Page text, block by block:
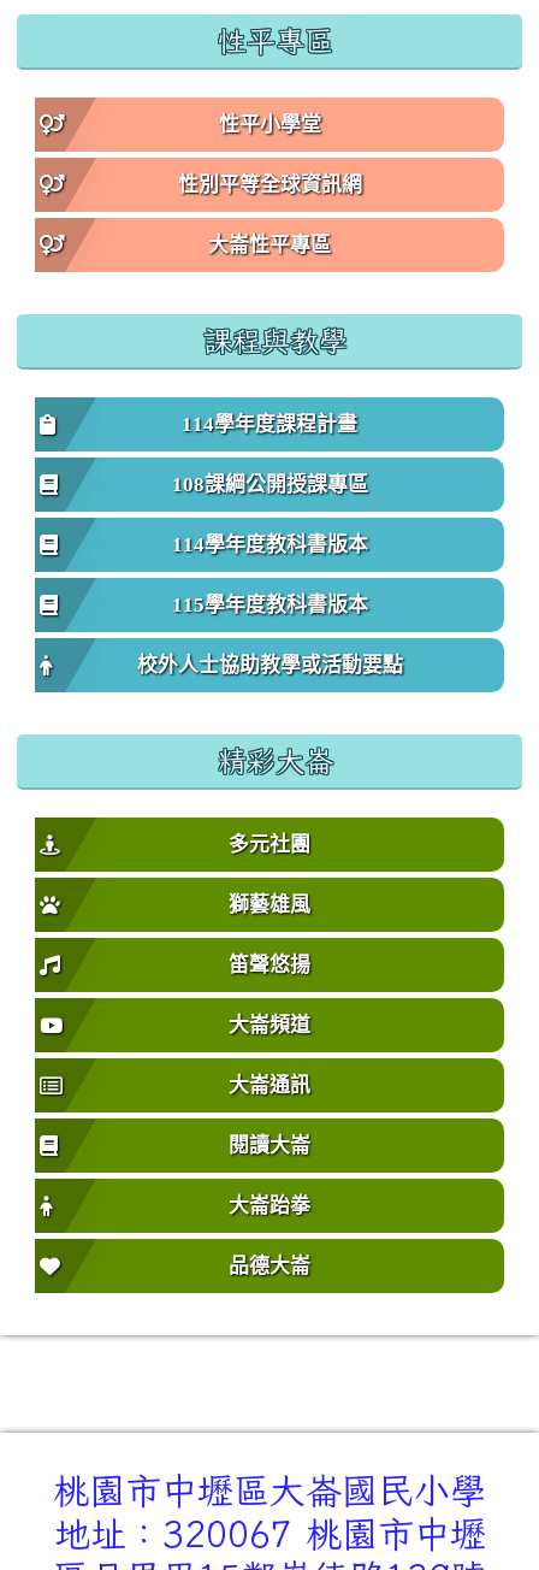
性平專區
性平小學堂
性別平等全球資訊網
大崙性平專區
課程與教學
114學年度課程計畫
108課綱公開授課專區
114學年度教科書版本
115學年度教科書版本
校外人士協助教學或活動要點
精彩大崙
多元社團
獅藝雄風
笛聲悠揚
大崙頻道
大崙通訊
閱讀大崙
大崙跆拳
品德大崙
桃園市中壢區大崙國民小學
地址：320067 桃園市中壢